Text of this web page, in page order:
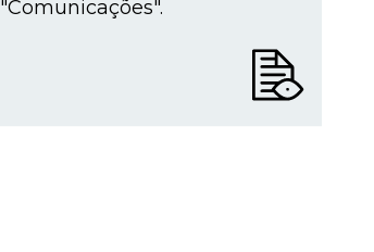
"Comunicações".